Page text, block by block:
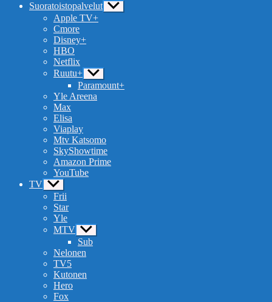
Suoratoistopalvelut Näytä
alavalikko
Apple TV+
Cmore
Disney+
HBO
Netflix
Ruutu+ Näytä
alavalikko
Paramount+
Yle Areena
Max
Elisa
Viaplay
Mtv Katsomo
SkyShowtime
Amazon Prime
YouTube
TV Näytä
alavalikko
Frii
Star
Yle
MTV Näytä
alavalikko
Sub
Nelonen
TV5
Kutonen
Hero
Fox